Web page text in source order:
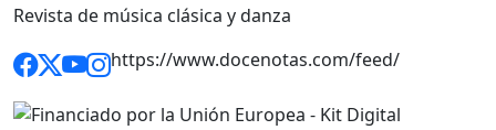
Revista de música clásica y danza
https://www.docenotas.com/feed/